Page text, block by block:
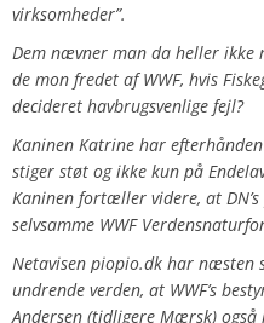
virksomheder”.
Dem nævner man da heller ikke
de mon fredet af WWF, hvis
decideret havbrugsvenlige fejl?
Kaninen Katrine har
stiger støt og ikke kun på
Kaninen fortæller videre, at
selvsamme WWF
Netavisen piopio.dk har
undrende verden, at WWF’s
Andersen (tidligere Mærsk) også